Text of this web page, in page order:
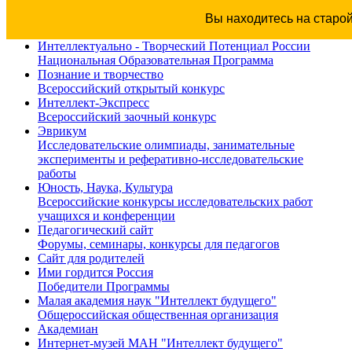
Вы находитесь на
Интеллектуально - Творческий Потенциал России
Национальная Образовательная Программа
Познание и творчество
Всероссийский открытый конкурс
Интеллект-Экспресс
Всероссийский заочный конкурс
Эврикум
Исследовательские олимпиады, занимательные
эксперименты и реферативно-исследовательские
работы
Юность, Наука, Культура
Всероссийские конкурсы исследовательских работ
учащихся и конференции
Педагогический сайт
Форумы, семинары, конкурсы для педагогов
Сайт для родителей
Ими гордится Россия
Победители Программы
Малая академия наук "Интеллект будущего"
Общероссийская общественная организация
Академиан
Интернет-музей МАН "Интеллект будущего"